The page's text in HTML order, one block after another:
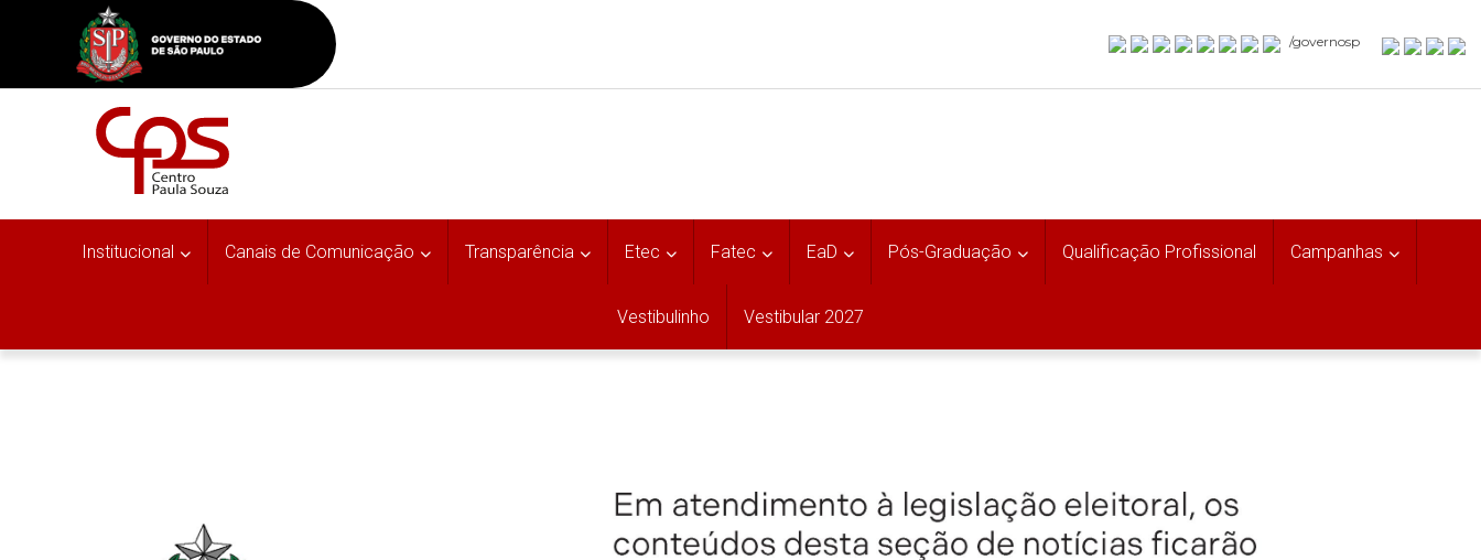
/governosp
Institucional Canais de Comunicação Transparência Etec Fatec EaD Pós-Graduação Qualificação Profissional Campanhas
Vestibulinho Vestibular 2027